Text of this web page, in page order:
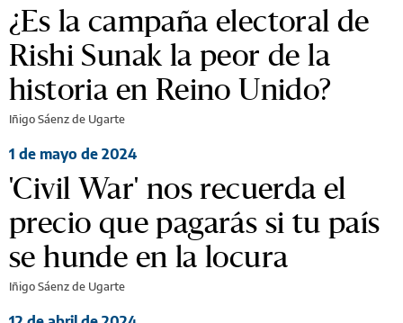
¿Es la campaña electoral de
Rishi Sunak la peor de la
historia en Reino Unido?
Iñigo Sáenz de Ugarte
1 de mayo de 2024
'Civil War' nos recuerda el
precio que pagarás si tu país
se hunde en la locura
Iñigo Sáenz de Ugarte